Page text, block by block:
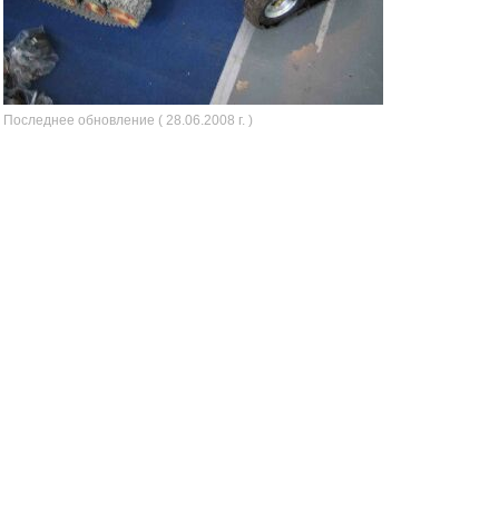
Последнее обновление ( 28.06.2008 г. )